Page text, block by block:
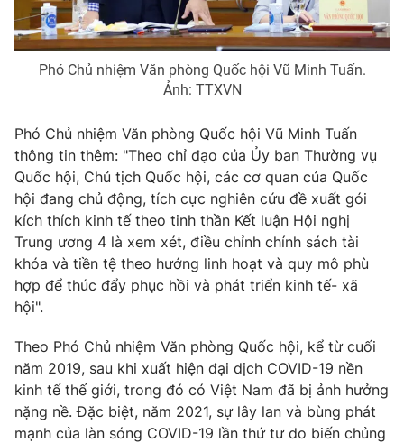
Thị trường 24h Tấm lòng Việt
VTV4 Vươn mình bằng AI
Liên hệ tòa soạn English
THỜI BÁO VTV
Theo dõi báo trên
Cơ quan chủ quản:Đài Truyền hình Việt Nam
Cơ quan báo chí:Thời báo VTV
Phó Chủ nhiệm Văn phòng Quốc hội Vũ Minh Tuấn.
Ảnh: TTXVN
Phó Chủ nhiệm Văn phòng Quốc hội Vũ Minh Tuấn
thông tin thêm: "Theo chỉ đạo của Ủy ban Thường vụ
Quốc hội, Chủ tịch Quốc hội, các cơ quan của Quốc
hội đang chủ động, tích cực nghiên cứu đề xuất gói
kích thích kinh tế theo tinh thần Kết luận Hội nghị
Trung ương 4 là xem xét, điều chỉnh chính sách tài
khóa và tiền tệ theo hướng linh hoạt và quy mô phù
hợp để thúc đẩy phục hồi và phát triển kinh tế- xã
hội".
Theo Phó Chủ nhiệm Văn phòng Quốc hội, kể từ cuối
năm 2019, sau khi xuất hiện đại dịch COVID-19 nền
kinh tế thế giới, trong đó có Việt Nam đã bị ảnh hưởng
nặng nề. Đặc biệt, năm 2021, sự lây lan và bùng phát
mạnh của làn sóng COVID-19 lần thứ tư do biến chủng